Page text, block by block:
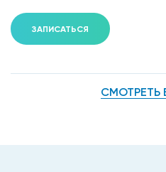
ЗАПИСАТЬСЯ
СМОТРЕТЬ